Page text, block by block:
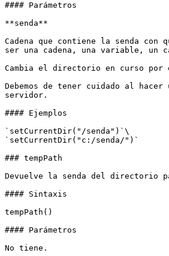
#### Parámetros
**senda**
Cadena que contiene la senda
ser una cadena, una variable, un
Cambia el directorio en curso por
Debemos de tener cuidado al
servidor.
#### Ejemplos
`setCurrentDir("/senda")`\
`setCurrentDir("c:/senda/")`
### tempPath
Devuelve la senda del directorio
#### Sintaxis
tempPath()
#### Parámetros
No tiene.